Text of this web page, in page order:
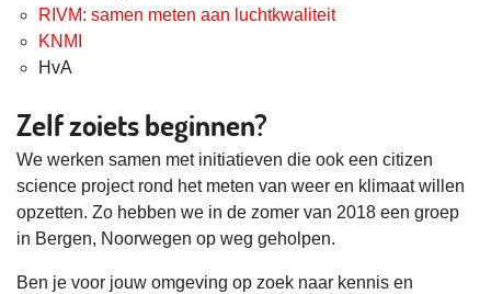
RIVM: samen meten aan luchtkwaliteit
KNMI
HvA
Zelf zoiets beginnen?
We werken samen met initiatieven die ook een citizen
science project rond het meten van weer en klimaat willen
opzetten. Zo hebben we in de zomer van 2018 een groep
in Bergen, Noorwegen op weg geholpen.
Ben je voor jouw omgeving op zoek naar kennis en